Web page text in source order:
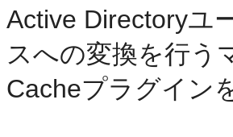
Active Directoryユ
スへの変換を行う
Cacheプラグイン